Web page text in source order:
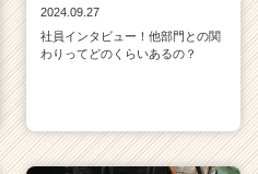
2024.09.27
社員インタビュー！他部門との関
わりってどのくらいあるの？